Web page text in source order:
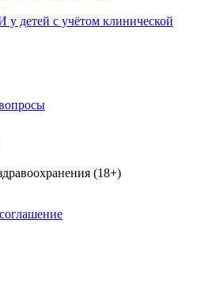
детей с учётом клинической
(18+)